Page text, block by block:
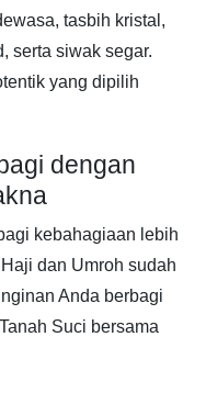
tasbih kristal,
serta siwak segar.
yang dipilih
dengan
kebahagiaan lebih
dan Umroh sudah
Anda berbagi
Suci bersama